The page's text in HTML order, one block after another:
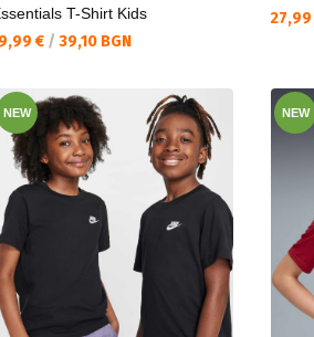
T-Shirt Kids
цена:
€ / 39,10 BGN
27,99
NEW NEW